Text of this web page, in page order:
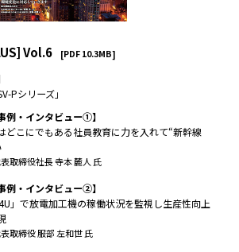
Vol.6 [PDF 10.3MB]
Pシリーズ」
例・インタビュー①】
どこにでもある社員教育に力を入れて“新幹線
取締役社長 寺本 麓人 氏
例・インタビュー②】
」で放電加工機の稼働状況を監視し生産性向上
取締役 服部 左和世 氏